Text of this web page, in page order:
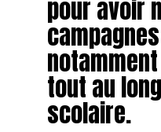
pour avoir
tout au
scolaire.